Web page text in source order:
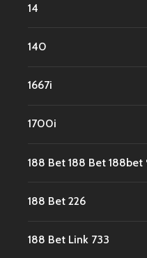
14
140
1667i
1700i
188 Bet 188 Bet 188bet
188 Bet 226
188 Bet Link 733